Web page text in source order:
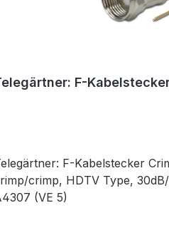
F-
F-Kabelstecker Crimp
crimp, HDTV Type,
A4307 (VE 5)